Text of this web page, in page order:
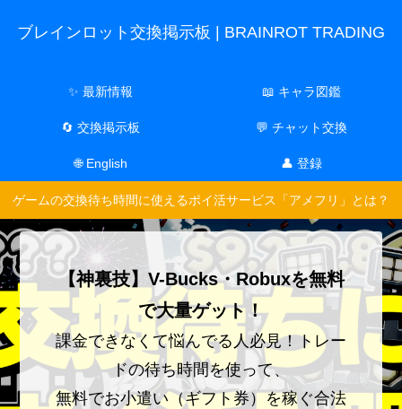
ブレインロット交換掲示板 | BRAINROT TRADING
✨ 最新情報 📖 キャラ図鑑
🔄 交換掲示板 💬 チャット交換
🌐 English 👤 登録
ゲームの交換待ち時間に使えるポイ活サービス「アメフリ」とは？
【神裏技】V-Bucks・Robuxを無料
で大量ゲット！
課金できなくて悩んでる人必見！トレー
ドの待ち時間を使って、
無料でお小遣い（ギフト券）を稼ぐ合法